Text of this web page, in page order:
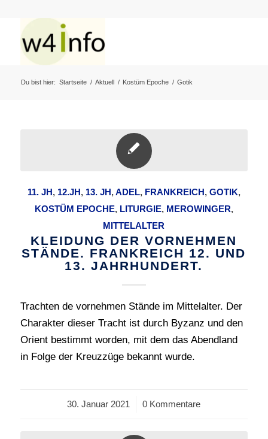
Du bist hier: Startseite / Aktuell / Kostüm Epoche / Gotik
11. JH, 12.JH, 13. JH,ADEL, FRANKREICH, GOTIK,
KOSTÜM EPOCHE, LITURGIE, MEROWINGER,
MITTELALTER
KLEIDUNG DER VORNEHMEN
STÄNDE. FRANKREICH 12. UND
13. JAHRHUNDERT.
Trachten de vornehmen Stände im Mittelalter. Der
Charakter dieser Tracht ist durch Byzanz und den
Orient bestimmt worden, mit dem das Abendland
in Folge der Kreuzzüge bekannt wurde.
30. Januar 2021
/ 0 Kommentare